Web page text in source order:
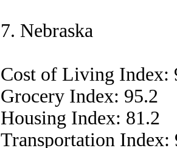
7. Nebraska
Cost of Living Index:
Grocery Index: 95.2
Housing Index: 81.2
Transportation Index: